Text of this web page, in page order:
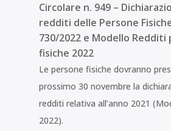
Circolare n. 949 –
redditi delle Persone
730/2022 e Modello Redditi
fisiche 2022
Le persone fisiche dovranno
prossimo 30 novembre la
redditi relativa all’anno 2021
2022).